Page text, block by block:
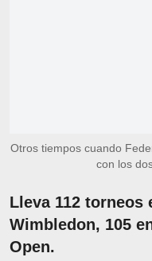
Otros tiempos cuando
con los
Lleva 112 torneos
Wimbledon, 105
Open.